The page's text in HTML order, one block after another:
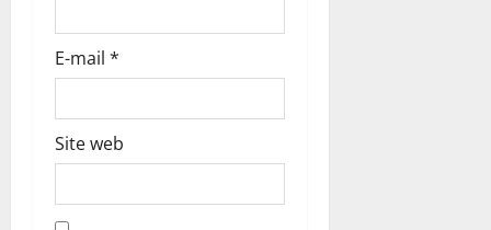
E-mail *
Site web